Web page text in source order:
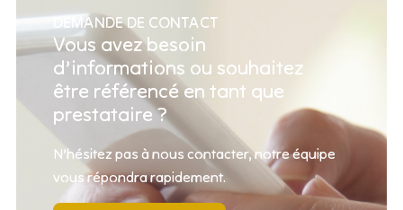
DEMANDE DE CONTACT
Vous avez besoin
d’informations ou souhaitez
être référencé en tant que
prestataire ?
N’hésitez pas à nous contacter, notre équipe
vous répondra rapidement.